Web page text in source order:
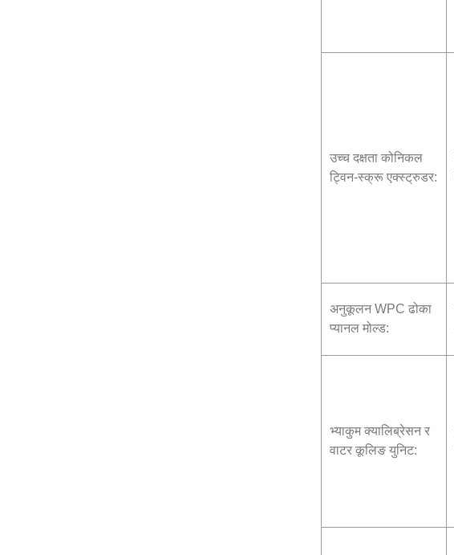
उच्च दक्षता कोनिकल
ट्विन-स्क्रू एक्स्ट्रुडर:
अनुकूलन WPC ढोका
प्यानल मोल्ड:
भ्याकुम क्यालिब्रेसन र
वाटर कूलिङ युनिट: